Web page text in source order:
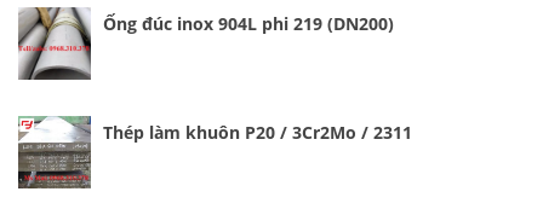
Ống đúc inox 904L phi 219 (DN200)
Thép làm khuôn P20 / 3Cr2Mo / 2311